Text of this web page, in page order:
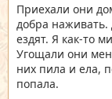
Приехали они
добра наживать.
ездят. Я как-то
Угощали они
них пила и ела,
попала.